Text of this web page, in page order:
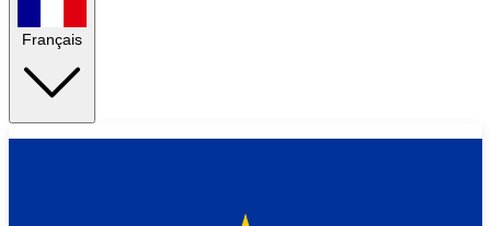
Français